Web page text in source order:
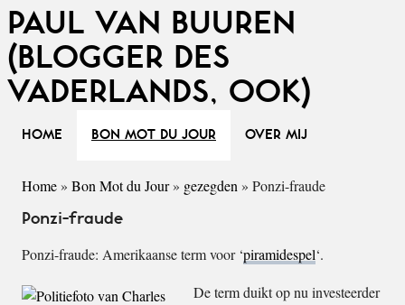
PAUL VAN BUUREN
(BLOGGER DES
VADERLANDS, OOK)
HOME BON MOT DU JOUR OVER MIJ
Home » Bon Mot du Jour» gezegden » Ponzi-fraude
Ponzi-fraude
Ponzi-fraude: Amerikaanse term voor ‘piramidespel‘.
De term duikt op nu investeerder